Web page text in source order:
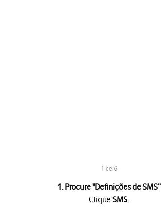
1 de 6
1. Procure "Definições de SMS”
CliqueSMS